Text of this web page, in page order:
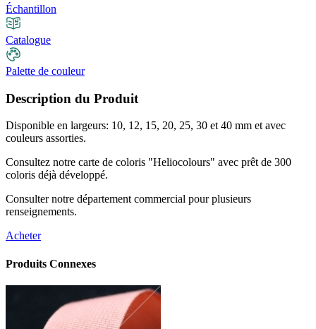
Échantillon
Catalogue
Palette de couleur
Description du Produit
Disponible en largeurs: 10, 12, 15, 20, 25, 30 et 40 mm et avec
couleurs assorties.
Consultez notre carte de coloris "Heliocolours" avec prêt de 300
coloris déjà développé.
Consulter notre département commercial pour plusieurs
renseignements.
Acheter
Produits Connexes